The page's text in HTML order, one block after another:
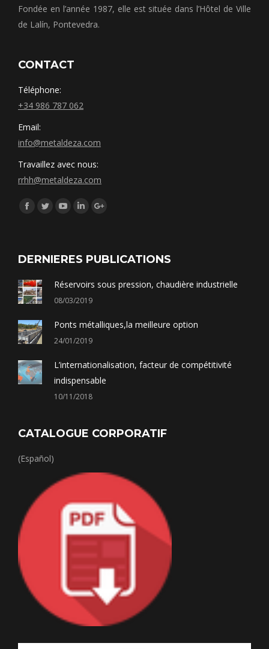
Fondée en l’année 1987, elle est située dans l’Hôtel de Ville
de Lalín, Pontevedra.
CONTACT
Téléphone:
+34 986 787 062
Email:
info@metaldeza.com
Travaillez avec nous:
rrhh@metaldeza.com
Síguenos en:
Facebook
TwitterYouTube
DERNIERES PUBLICATIONS
Réservoirs sous pression, chaudière industrielle
08/03/2019
Ponts métalliques,la meilleure option
24/01/2019
L’internationalisation, facteur de compétitivité
indispensable
10/11/2018
CATALOGUE CORPORATIF
(Español)